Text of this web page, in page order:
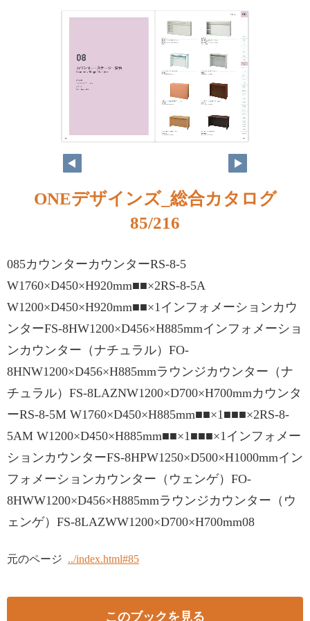
ONEデザインズ_総合カタログ
85/216
085カウンターカウンターRS-8-5
W1760×D450×H920mm■■×2RS-8-5A
W1200×D450×H920mm■■×1インフォメーションカウ
ンターFS-8HW1200×D456×H885mmインフォメーショ
ンカウンター（ナチュラル）FO-
8HNW1200×D456×H885mmラウンジカウンター（ナ
チュラル）FS-8LAZNW1200×D700×H700mmカウンタ
ーRS-8-5M W1760×D450×H885mm■■×1■■■×2RS-8-
5AM W1200×D450×H885mm■■×1■■■×1インフォメー
ションカウンターFS-8HPW1250×D500×H1000mmイン
フォメーションカウンター（ウェンゲ）FO-
8HWW1200×D456×H885mmラウンジカウンター（ウ
ェンゲ）FS-8LAZWW1200×D700×H700mm08
元のページ ../index.html#85
このブックを見る